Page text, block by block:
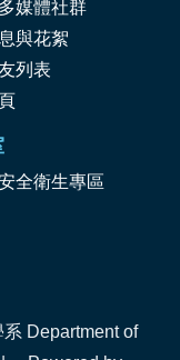
媒體社群
與花絮
列表
全衛生專區
Department of